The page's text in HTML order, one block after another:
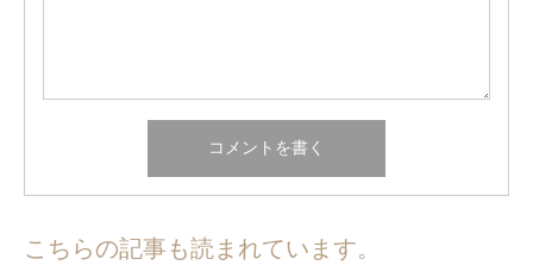
こちらの記事も読まれています。